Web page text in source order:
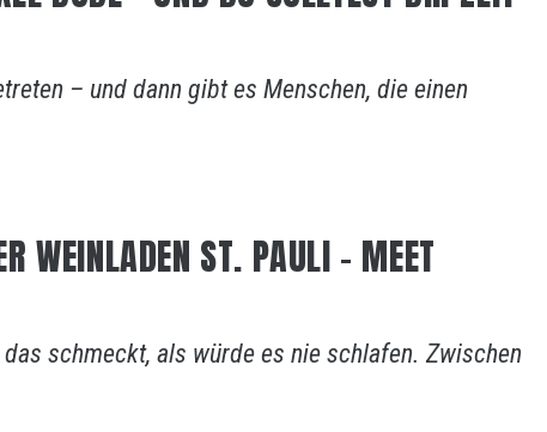
– und dann gibt es Menschen, die einen
WEINLADEN ST. PAULI – MEET
schmeckt, als würde es nie schlafen. Zwischen